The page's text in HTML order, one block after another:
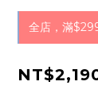
全店，滿